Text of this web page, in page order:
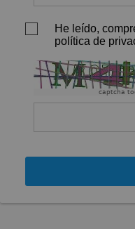
He leído,
política de
captcha